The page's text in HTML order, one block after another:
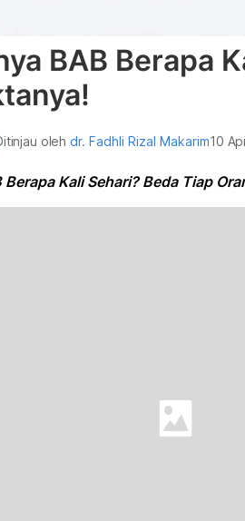
BAB Berapa
olehdr. Fadhli Rizal Makarim10
Kali Sehari? Beda Tiap